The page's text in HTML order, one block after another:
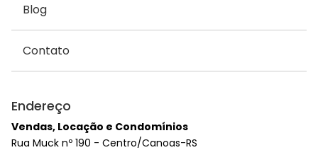
Blog
Contato
Endereço
Vendas, Locação e Condomínios
Rua Muck nº 190 - Centro/Canoas-RS